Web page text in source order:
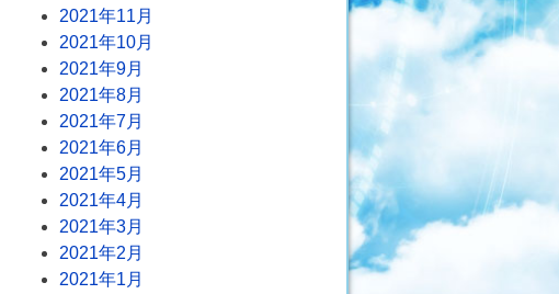
2021年11月
2021年10月
2021年9月
2021年8月
2021年7月
2021年6月
2021年5月
2021年4月
2021年3月
2021年2月
2021年1月